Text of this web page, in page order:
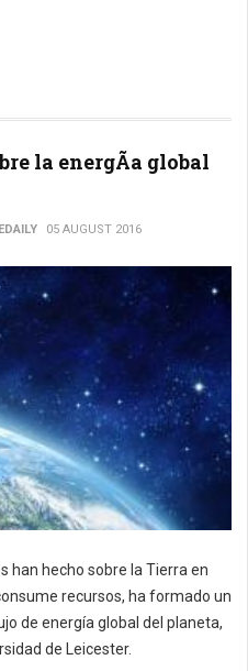
la energÃ­a global
05 AUGUST 2016
han hecho sobre la Tierra en
recursos, ha formado un
de energía global del planeta,
de Leicester.